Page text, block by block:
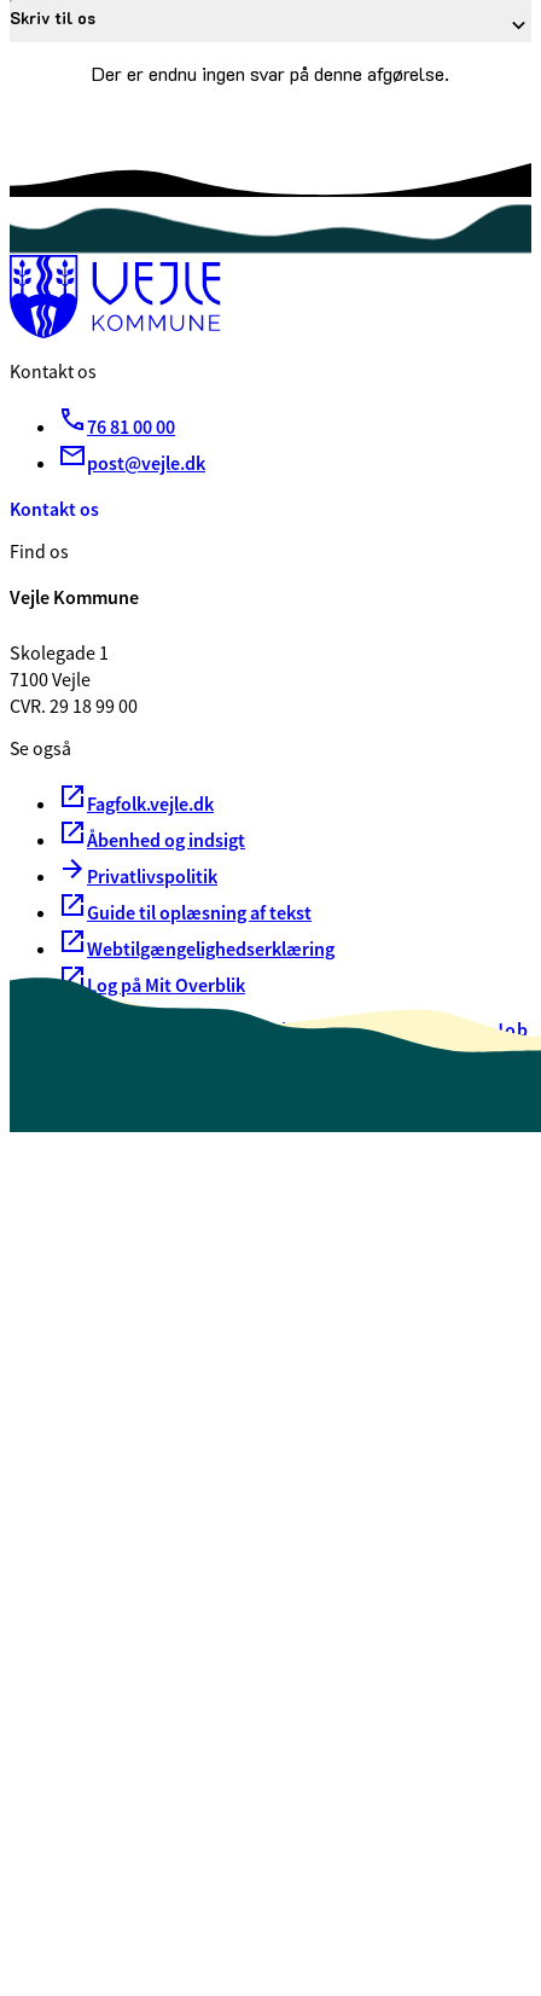
Skriv til os
Der er endnu ingen svar på denne afgørelse.
Kontakt os
76 81 00 00
post@vejle.dk
Kontakt os
Find os
Vejle Kommune
Skolegade 1
7100 Vejle
CVR. 29 18 99 00
Se også
Fagfolk.vejle.dk
Åbenhed og indsigt
Privatlivspolitik
Guide til oplæsning af tekst
Webtilgængelighedserklæring
Log på Mit Overblik
Oversigt over selvbetjeningJob